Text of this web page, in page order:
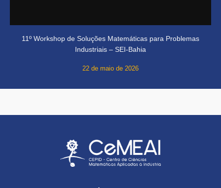
11º Workshop de Soluções Matemáticas para Problemas
Industriais – SEI-Bahia
22 de maio de 2026